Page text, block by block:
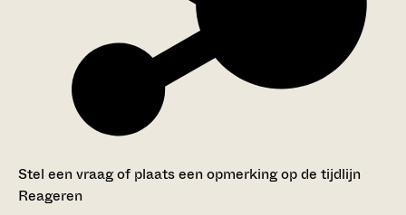
Stel een vraag of plaats een opmerking op de tijdlijn
Reageren